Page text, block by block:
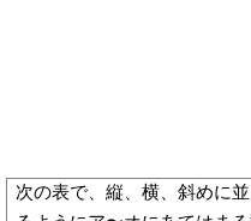
次の表で、縦、横、斜めに